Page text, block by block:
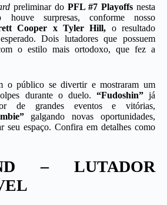
preliminar do PFL #7 Playoffs nesta
houve surpresas, conforme nosso
Cooper x Tyler Hill, o resultado
Dois lutadores que possuem
o estilo mais ortodoxo, que fez a
o público se divertir e mostraram um
durante o duelo. “Fudoshin”já
de grandes eventos e vitórias,
galgando novas oportunidades,
seu espaço. Confira em detalhes como
– LUTADOR